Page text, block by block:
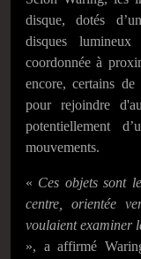
disque, dotés
disques
coordonnée à
encore, certains
pour rejoindre
potentiellement
mouvements.
« Ces objets sont
centre, orientée
voulaient examiner
», a affirmé